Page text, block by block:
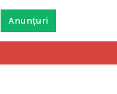
Anunțuri